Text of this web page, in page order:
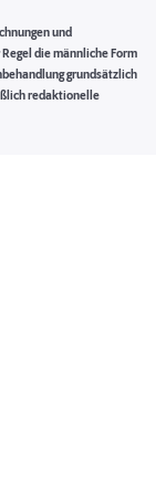
und
die männliche Form
grundsätzlich
redaktionelle